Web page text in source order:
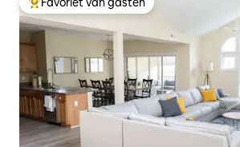
Topfavoriet van gasten